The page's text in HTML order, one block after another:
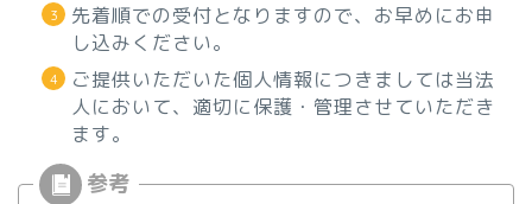
先着順での受付となりますので、お早めにお申
し込みください。
ご提供いただいた個人情報につきましては当法
人において、適切に保護・管理させていただき
ます。